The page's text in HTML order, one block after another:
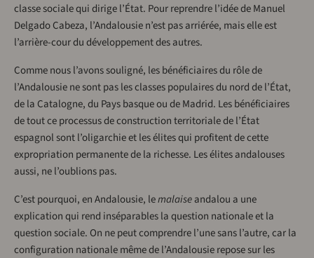
classe sociale qui dirige l’État. Pour reprendre l’idée de Manuel
Delgado Cabeza, l’Andalousie n’est pas arriérée, mais elle est
l’arrière-cour du développement des autres.
Comme nous l’avons souligné, les bénéficiaires du rôle de
l’Andalousie ne sont pas les classes populaires du nord de l’État,
de la Catalogne, du Pays basque ou de Madrid. Les bénéficiaires
de tout ce processus de construction territoriale de l’État
espagnol sont l’oligarchie et les élites qui profitent de cette
expropriation permanente de la richesse. Les élites andalouses
aussi, ne l’oublions pas.
C’est pourquoi, en Andalousie, lemalaiseandalou a une
explication qui rend inséparables la question nationale et la
question sociale. On ne peut comprendre l’une sans l’autre, car la
configuration nationale même de l’Andalousie repose sur les